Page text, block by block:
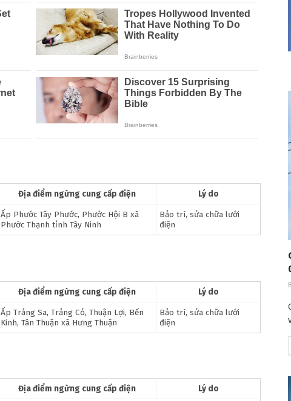
Địa điểm ngừng cung cấp điện
Lý do
Ấp Phước Tây Phước, Phước Hội B xã
Phước Thạnh tỉnh Tây Ninh
Bảo trì, sửa chữa lưới
điện
Địa điểm ngừng cung cấp điện
Lý do
Ấp Trảng Sa, Trảng Cỏ, Thuận Lợi, Bến
Kinh, Tân Thuận xã Hưng Thuận
Bảo trì, sửa chữa lưới
điện
Địa điểm ngừng cung cấp điện
Lý do